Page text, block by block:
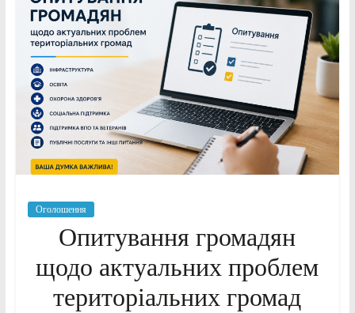
Оголошення
Опитування громадян
щодо актуальних проблем
територіальних громад